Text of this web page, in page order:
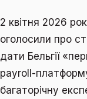
2 квітня 2026
оголосили про
дати Бельгії
payroll-
багаторічну